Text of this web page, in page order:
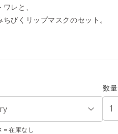
レと、
びくリップマスクのセット。
在庫なし
数量